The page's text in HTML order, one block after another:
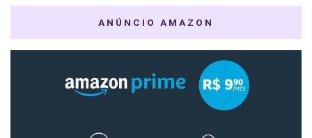
ANÚNCIO AMAZON